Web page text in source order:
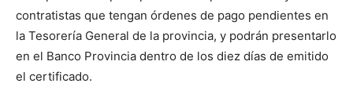
contratistas que tengan órdenes de pago pendientes en
la Tesorería General de la provincia, y podrán presentarlo
en el Banco Provincia dentro de los diez días de emitido
el certificado.